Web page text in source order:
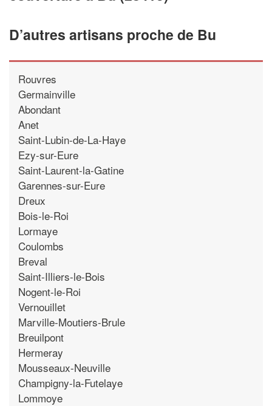
D’autres artisans proche de Bu
Rouvres
Germainville
Abondant
Anet
Saint-Lubin-de-La-Haye
Ezy-sur-Eure
Saint-Laurent-la-Gatine
Garennes-sur-Eure
Dreux
Bois-le-Roi
Lormaye
Coulombs
Breval
Saint-Illiers-le-Bois
Nogent-le-Roi
Vernouillet
Marville-Moutiers-Brule
Breuilpont
Hermeray
Mousseaux-Neuville
Champigny-la-Futelaye
Lommoye